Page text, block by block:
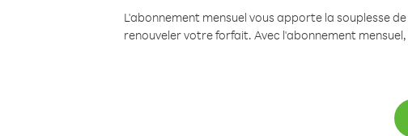
L'abonnement mensuel vous apporte la souplesse
renouveler votre forfait. Avec l'abonnement